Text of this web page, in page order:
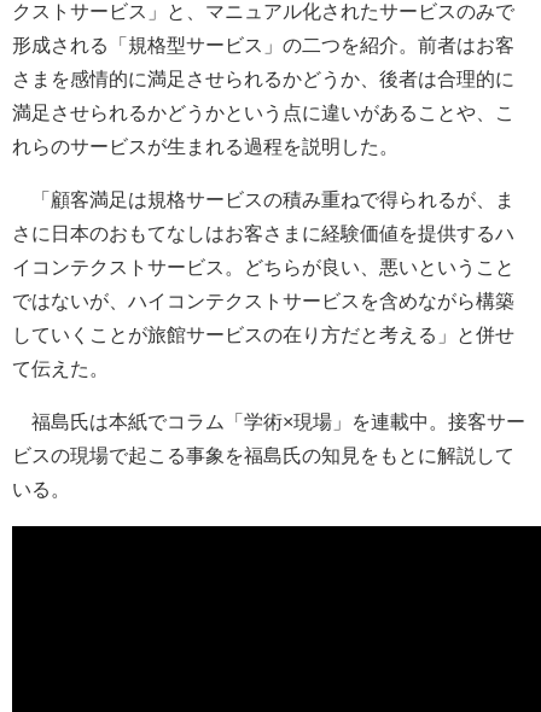
クストサービス」と、マニュアル化されたサービスのみで
形成される「規格型サービス」の二つを紹介。前者はお客
さまを感情的に満足させられるかどうか、後者は合理的に
満足させられるかどうかという点に違いがあることや、こ
れらのサービスが生まれる過程を説明した。
「顧客満足は規格サービスの積み重ねで得られるが、ま
さに日本のおもてなしはお客さまに経験価値を提供するハ
イコンテクストサービス。どちらが良い、悪いということ
ではないが、ハイコンテクストサービスを含めながら構築
していくことが旅館サービスの在り方だと考える」と併せ
て伝えた。
福島氏は本紙でコラム「学術×現場」を連載中。接客サー
ビスの現場で起こる事象を福島氏の知見をもとに解説して
いる。